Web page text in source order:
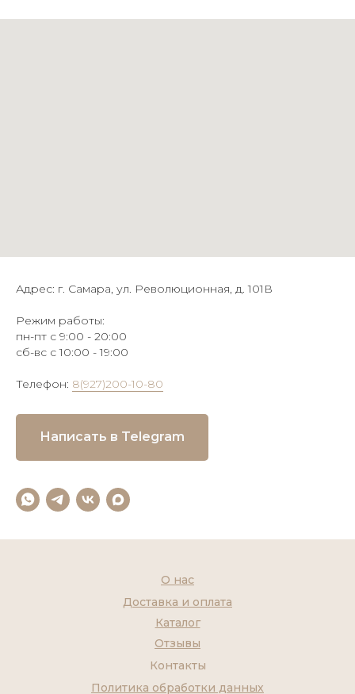
Адрес: г. Самара, ул. Революционная, д. 101В
Режим работы:
пн-пт с 9:00 - 20:00
сб-вс с 10:00 - 19:00
Телефон: 8(927)200-10-80
Написать в Telegram
Контакты
Каталог
О нас
Доставка и оплата
Отзывы
Политика обработки данных